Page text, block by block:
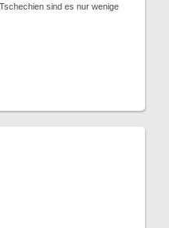
sind es nur wenige